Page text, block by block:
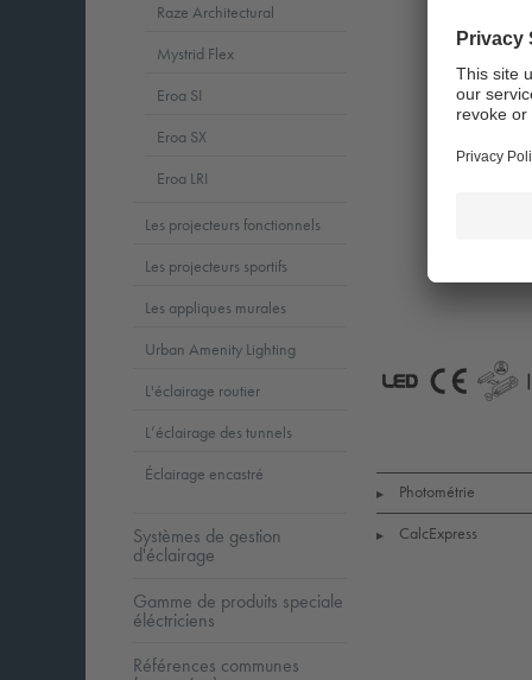
▶ Photométrie
▶ CalcExpress
Raze Architectural
Mystrid Flex
Eroa SI
Eroa SX
Eroa LRI
Les projecteurs fonctionnels
Les projecteurs sportifs
Les appliques murales
Urban Amenity Lighting
L'éclairage routier
L’éclairage des tunnels
Éclairage encastré
Systèmes de gestion
d'éclairage
Gamme de produits speciale
éléctriciens
Références communes